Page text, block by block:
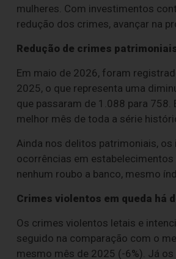
mulheres. Com investimentos
redução dos crimes, avançar na
Redução de crimes
Em maio de 2026, foram
2025, o que representa uma
que passaram de 1.088 para
melhor mês de toda a série
Ainda nos delitos patrimoniais,
ocorrências em
nenhum roubo a banco, mesmo
Crimes violentos em queda há
Os crimes violentos letais e
seguido na comparação com o
mesmo mês de 2025 (-6%). Já